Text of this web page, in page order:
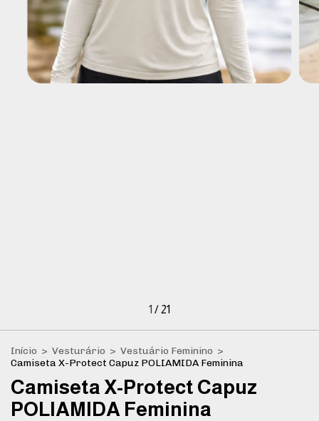
1 /21
Início > Vesturário > Vestuário Feminino >
Camiseta X-Protect Capuz POLIAMIDA Feminina
Camiseta X-Protect Capuz
POLIAMIDA Feminina